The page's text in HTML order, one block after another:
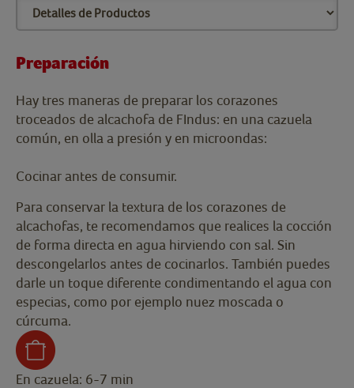
Preparación
Hay tres maneras de preparar los corazones
troceados de alcachofa de FIndus: en una cazuela
común, en olla a presión y en microondas:
Cocinar antes de consumir.
Para conservar la textura de los corazones de
alcachofas, te recomendamos que realices la cocción
de forma directa en agua hirviendo con sal. Sin
descongelarlos antes de cocinarlos. También puedes
darle un toque diferente condimentando el agua con
especias, como por ejemplo nuez moscada o
cúrcuma.
En cazuela: 6-7 min